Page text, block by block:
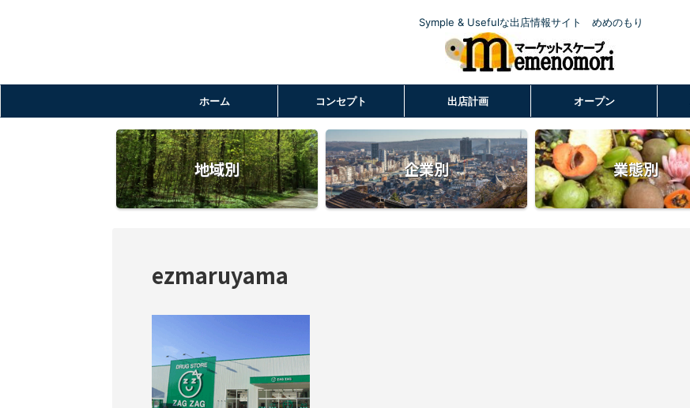
Symple & Usefulな出店情報サイト めめのもり
ホーム コンセプト 出店計画 オープン
地域別 企業別 業態別
ezmaruyama